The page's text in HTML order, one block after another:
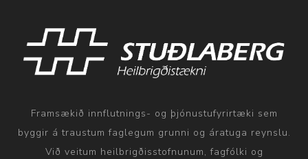
Framsækið innflutnings- og þjónustufyrirtæki sem
byggir á traustum faglegum grunni og áratuga reynslu.
Við veitum heilbrigðisstofnunum, fagfólki og